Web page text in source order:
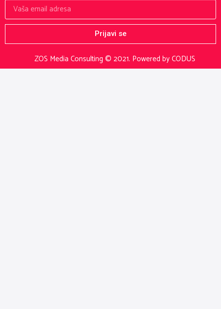
ZOS Media Consulting © 2021. Powered by CODUS
Prijavi se